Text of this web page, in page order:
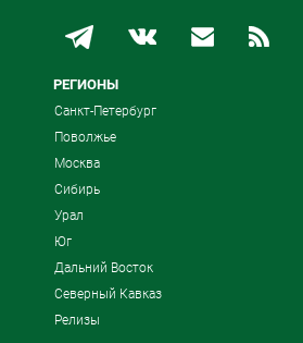
РЕГИОНЫ
Санкт-Петербург
Поволжье
Москва
Сибирь
Урал
Юг
Дальний Восток
Северный Кавказ
Релизы